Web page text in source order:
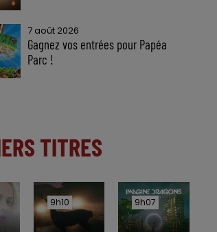
7 août 2026
Gagnez vos entrées pour Papéa
Parc !
TITRES
9h10
9h10 9h07
9h07